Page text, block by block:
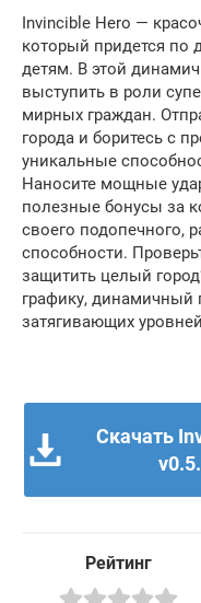
Invincible Hero —
который придется по
детям. В этой
выступить в роли
мирных граждан.
города и боритесь с
уникальные
Наносите мощные
полезные бонусы за
своего подопечного,
способности.
защитить целый
графику, динамичный
затягивающих
Скачать
Рейтинг